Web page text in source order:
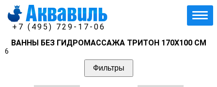
+7 (495) 729-17-06
ВАННЫ БЕЗ ГИДРОМАССАЖА ТРИТОН 170Х100 СМ
6
Фильтры